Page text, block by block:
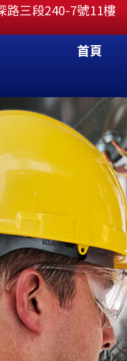
路三段240-7號11樓
首頁